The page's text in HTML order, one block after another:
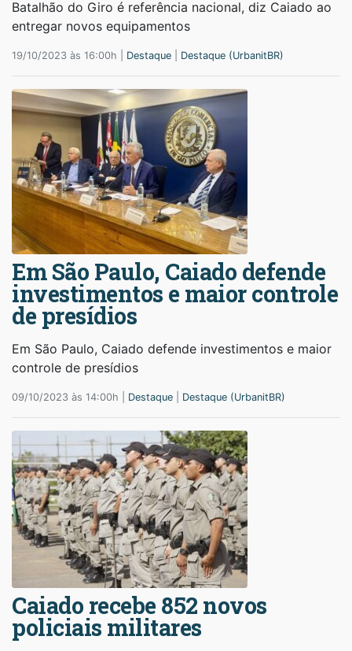
Batalhão do Giro é referência nacional, diz Caiado ao
entregar novos equipamentos
19/10/2023 às 16:00h | Destaque Destaque (UrbanitBR)
Em São Paulo, Caiado defende
investimentos e maior controle
de presídios
Em São Paulo, Caiado defende investimentos e maior
controle de presídios
09/10/2023 às 14:00h | Destaque Destaque (UrbanitBR)
Caiado recebe 852 novos
policiais militares